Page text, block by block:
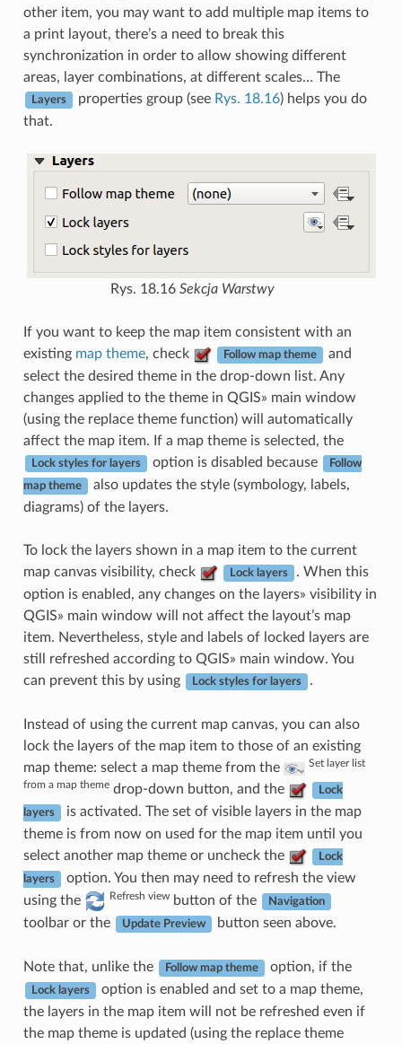
other item, you may want to add multiple map items to
a print layout, there’s a need to break this
synchronization in order to allow showing different
areas, layer combinations, at different scales… The
Layers properties group (see Rys. 18.16) helps you do
that.
Rys. 18.16 Sekcja Warstwy
If you want to keep the map item consistent with an
existing map theme, check Follow map theme
and
select the desired theme in the drop-down list. Any
changes applied to the theme in QGIS» main window
(using the replace theme function) will automatically
affect the map item. If a map theme is selected, the
Lock styles for layers option is disabled because Follow
map theme
also updates the style (symbology, labels,
diagrams) of the layers.
To lock the layers shown in a map item to the current
map canvas visibility, check
Lock layers
. When this
option is enabled, any changes on the layers» visibility in
QGIS» main window will not affect the layout’s map
item. Nevertheless, style and labels of locked layers are
still refreshed according to QGIS» main window. You
can prevent this by using
Lock styles for layers .
Instead of using the current map canvas, you can also
lock the layers of the map item to those of an existing
map theme: select a map theme from the
Set layer list
from a map themedrop-down button, and the Lock
layers
is activated. The set of visible layers in the map
theme is from now on used for the map item until you
select another map theme or uncheck the
Lock
layers
option. You then may need to refresh the view
using the
Refresh viewbutton of the Navigation
toolbar or the Update Preview button seen above.
Note that, unlike the Follow map theme option, if the
Lock layers
option is enabled and set to a map theme,
the layers in the map item will not be refreshed even if
the map theme is updated (using the replace theme